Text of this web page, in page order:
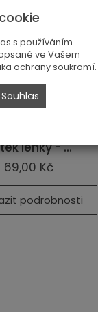
lehký - ...
69,00 Kč
podrobnosti
s používáním
ve Vašem
ochrany soukromí.
Souhlas